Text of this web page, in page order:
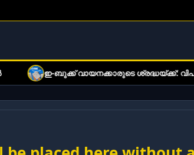
ഇ-ബുക്ക് വായനക്കാരുടെ ശ്രദ്ധയ്ക്ക്: വിപണിയിലെ